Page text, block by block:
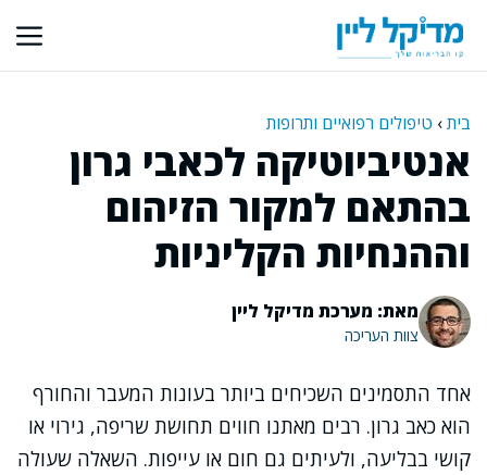
לתוכן
בית› טיפולים רפואיים ותרופות
אנטיביוטיקה לכאבי גרון
בהתאם למקור הזיהום
וההנחיות הקליניות
מאת: מערכת מדיקל ליין
צוות העריכה
אחד התסמינים השכיחים ביותר בעונות המעבר והחורף
הוא כאב גרון. רבים מאתנו חווים תחושת שריפה, גירוי או
קושי בבליעה, ולעיתים גם חום או עייפות. השאלה שעולה